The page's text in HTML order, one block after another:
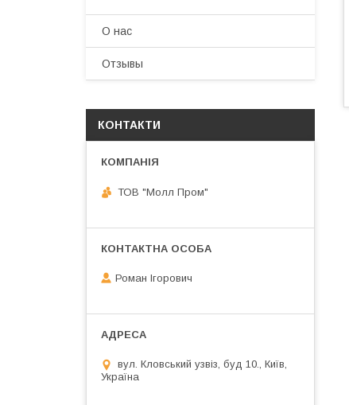
О нас
Отзывы
КОНТАКТИ
ТОВ "Молл Пром"
Роман Ігорович
вул. Кловський узвіз, буд 10., Київ,
Україна